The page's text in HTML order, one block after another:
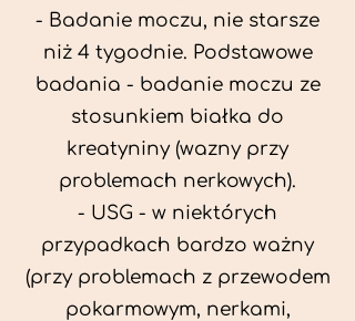
- Badanie moczu, nie starsze
niż 4 tygodnie. Podstawowe
badania - badanie moczu ze
stosunkiem białka do
kreatyniny (wazny przy
problemach nerkowych).
- USG - w niektórych
przypadkach bardzo ważny
(przy problemach z przewodem
pokarmowym, nerkami,